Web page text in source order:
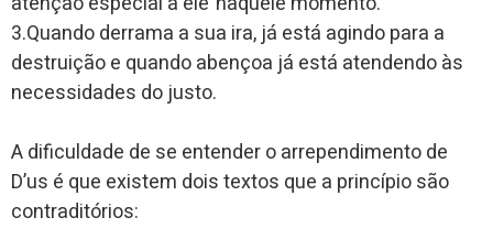
3.Quando derrama a sua ira, já está agindo para a
destruição e quando abençoa já está atendendo às
necessidades do justo.
A dificuldade de se entender o arrependimento de
D’us é que existem dois textos que a princípio são
contraditórios: